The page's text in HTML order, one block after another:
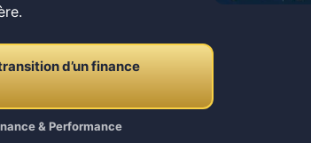
d’un finance
& Performance